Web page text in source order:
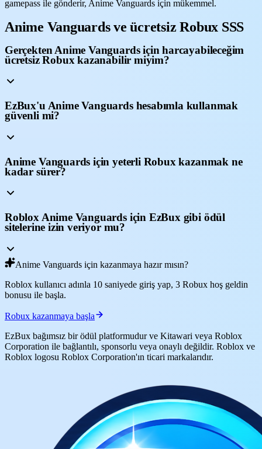
gamepass ile gönderir, Anime Vanguards için mükemmel.
Anime Vanguards ve ücretsiz Robux SSS
Gerçekten Anime Vanguards için harcayabileceğim
ücretsiz Robux kazanabilir miyim?
EzBux'u Anime Vanguards hesabımla kullanmak
güvenli mi?
Anime Vanguards için yeterli Robux kazanmak ne
kadar sürer?
Roblox Anime Vanguards için EzBux gibi ödül
sitelerine izin veriyor mu?
Anime Vanguards için kazanmaya hazır mısın?
Roblox kullanıcı adınla 10 saniyede giriş yap, 3 Robux hoş geldin
bonusu ile başla.
Robux kazanmaya başla
EzBux bağımsız bir ödül platformudur ve Kitawari veya Roblox
Corporation ile bağlantılı, sponsorlu veya onaylı değildir. Roblox ve
Roblox logosu Roblox Corporation'ın ticari markalarıdır.